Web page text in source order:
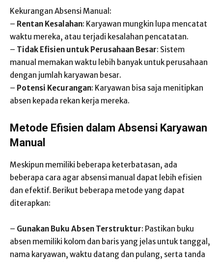
Kekurangan Absensi Manual:
– Rentan Kesalahan: Karyawan mungkin lupa mencatat
waktu mereka, atau terjadi kesalahan pencatatan.
– Tidak Efisien untuk Perusahaan Besar: Sistem
manual memakan waktu lebih banyak untuk perusahaan
dengan jumlah karyawan besar.
– Potensi Kecurangan: Karyawan bisa saja menitipkan
absen kepada rekan kerja mereka.
Metode Efisien dalam Absensi Karyawan
Manual
Meskipun memiliki beberapa keterbatasan, ada
beberapa cara agar absensi manual dapat lebih efisien
dan efektif. Berikut beberapa metode yang dapat
diterapkan:
– Gunakan Buku Absen Terstruktur: Pastikan buku
absen memiliki kolom dan baris yang jelas untuk tanggal,
nama karyawan, waktu datang dan pulang, serta tanda